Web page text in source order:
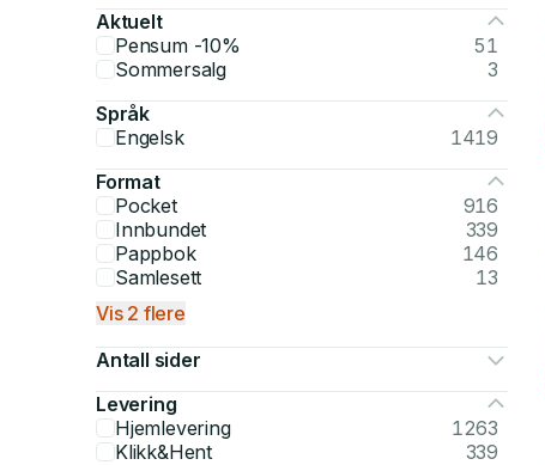
Aktuelt
Pensum -10%
51
Sommersalg
3
Språk
Engelsk
1419
Format
Pocket
916
Innbundet
339
Pappbok
146
Samlesett
13
Vis 2 flere
Antall sider
Levering
Hjemlevering
1263
Klikk&Hent
339